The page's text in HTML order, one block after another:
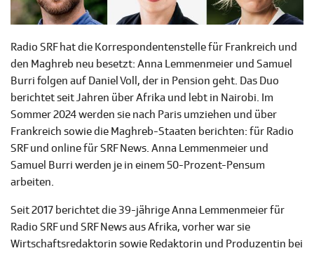
Radio SRF hat die Korrespondentenstelle für Frankreich und
den Maghreb neu besetzt: Anna Lemmenmeier und Samuel
Burri folgen auf Daniel Voll, der in Pension geht. Das Duo
berichtet seit Jahren über Afrika und lebt in Nairobi. Im
Sommer 2024 werden sie nach Paris umziehen und über
Frankreich sowie die Maghreb-Staaten berichten: für Radio
SRF und online für SRF News. Anna Lemmenmeier und
Samuel Burri werden je in einem 50-Prozent-Pensum
arbeiten.
Seit 2017 berichtet die 39-jährige Anna Lemmenmeier für
Radio SRF und SRF News aus Afrika, vorher war sie
Wirtschaftsredaktorin sowie Redaktorin und Produzentin bei